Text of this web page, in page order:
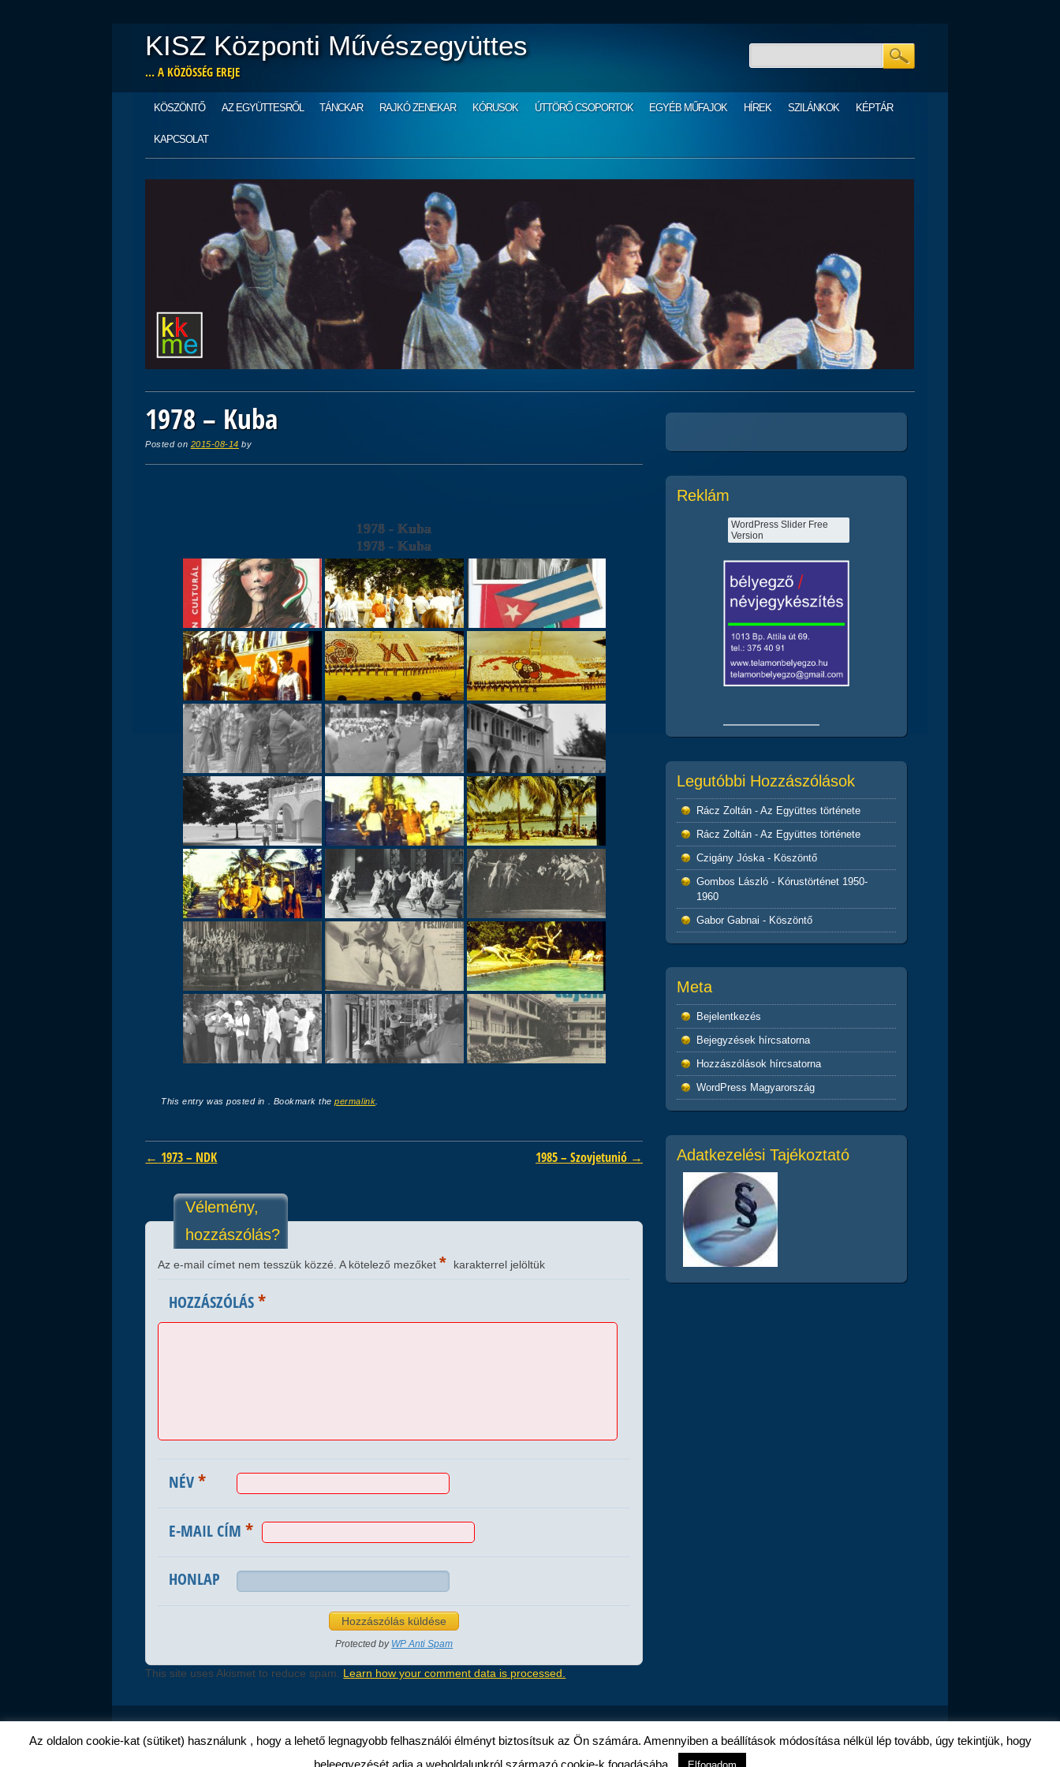
KISZ Központi Művészegyüttes
… A KÖZÖSSÉG EREJE
Main menu
KÖSZÖNTŐ AZ EGYÜTTESRŐL TÁNCKAR RAJKÓ ZENEKAR KÓRUSOK ÚTTÖRŐ CSOPORTOK EGYÉB MŰFAJOK HÍREK SZILÁNKOK KÉPTÁR
KAPCSOLAT
1978 – Kuba
Posted on 2015-08-14 by
1978 - Kuba
1978 - Kuba
This entry was posted in . Bookmark thepermalink
Post navigation
← 1973 – NDK 1985 – Szovjetunió →
Vélemény,
hozzászólás?
Az e-mail címet nem tesszük közzé. A kötelező mezőket * karakterrel jelöltük
HOZZÁSZÓLÁS*
NÉV*
E-MAIL CÍM*
HONLAP
Protected by WP Anti Spam
This site uses Akismet to reduce spam. Learn how your comment data is processed.
Reklám
WordPress Slider Free
Version
Legutóbbi Hozzászólások
Rácz Zoltán -Az Együttes története
Rácz Zoltán -Az Együttes története
Czigány Jóska - Köszöntő
Gombos László - Kórustörténet 1950-
1960
Gabor Gabnai - Köszöntő
Meta
Bejelentkezés
Bejegyzések hírcsatorna
Hozzászólások hírcsatorna
WordPress Magyarország
Adatkezelési Tajékoztató
© KISZ Központi Művészegyüttes
Az oldalon cookie-kat (sütiket) használunk , hogy a lehető legnagyobb felhasználói élményt biztosítsuk az Ön számára. Amennyiben a beállítások módosítása nélkül lép tovább, úgy tekintjük, hogy
beleegyezését adja a weboldalunkról származó cookie-k fogadásába.